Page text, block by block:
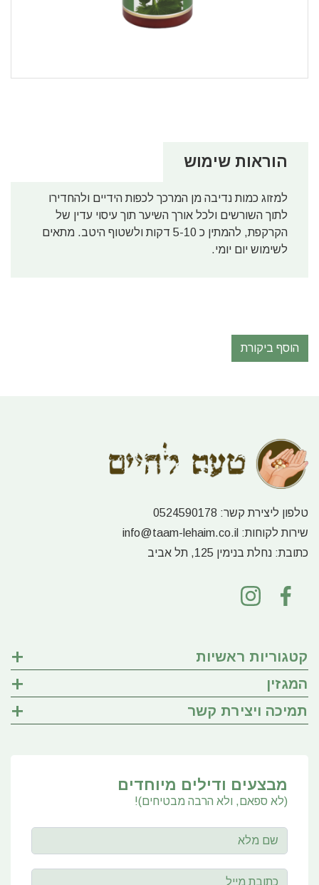
הוראות שימוש
למזוג כמות נדיבה מן המרכך לכפות הידיים ולהחדירו
לתוך השורשים ולכל אורך השיער תוך עיסוי עדין של
הקרקפת, להמתין כ 5-10 דקות ולשטוף היטב. מתאים
לשימוש יום יומי.
הוסף ביקורת
טלפון ליצירת קשר: 0524590178
שירות לקוחות: info@taam-lehaim.co.il
כתובת: נחלת בנימין 125, תל אביב
קטגוריות ראשיות
המגזין
תמיכה ויצירת קשר
מבצעים ודילים מיוחדים
(לא ספאם, ולא הרבה מבטיחים)!